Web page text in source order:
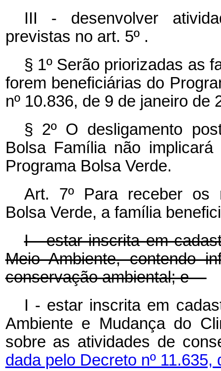
III - desenvolver
previstas no art. 5º .
§ 1º Serão priorizadas as
forem beneficiárias do
nº 10.836, de 9 de janeiro de
§ 2º O desligamento
Bolsa Família não
Programa Bolsa Verde.
Art. 7º Para receber os
Bolsa Verde, a família
I - estar inscrita em
Meio Ambiente, contendo
conservação ambiental; e
I - estar inscrita em
Ambiente e Mudança do
sobre as atividades de
dada pelo Decreto nº 11.635,